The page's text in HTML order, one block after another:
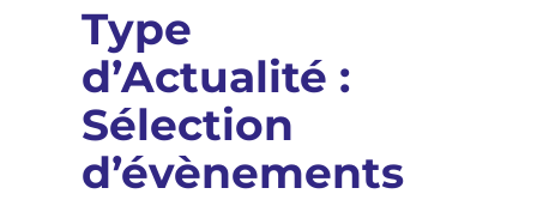
Type
d’Actualité :
Sélection
d’évènements